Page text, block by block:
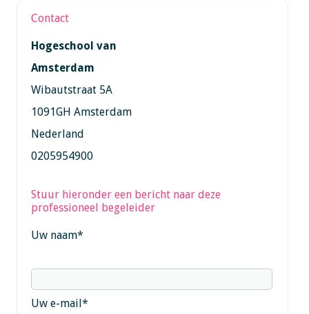
Contact
Hogeschool van
Amsterdam
Wibautstraat 5A
1091GH Amsterdam
Nederland
0205954900
Stuur hieronder een bericht naar deze
professioneel begeleider
Uw naam*
Uw e-mail*